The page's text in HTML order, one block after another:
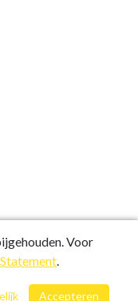
/ 49
Voor
.
Accepteren